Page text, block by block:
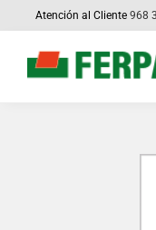
Atención al Cliente968
Search